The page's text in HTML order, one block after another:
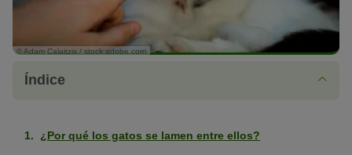
© Adam Calaitzis / stock.adobe.com
Índice
¿Por qué los gatos se lamen entre ellos?